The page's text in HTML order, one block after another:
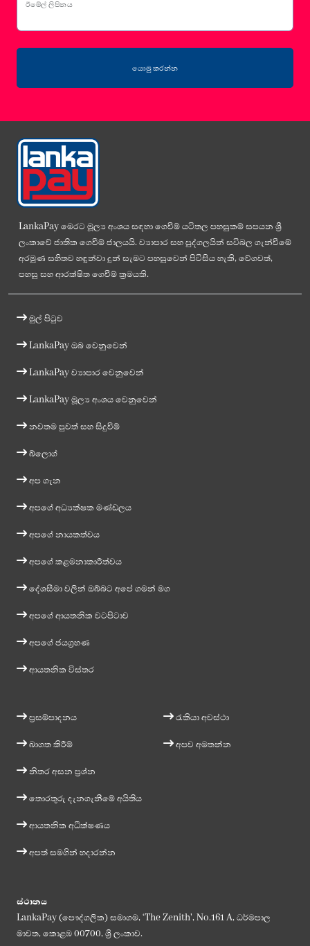
ඊමේල් ලිපිනය
යොමු කරන්න
LankaPay මෙරට මූල්‍ය අංශය සඳහා ගෙවීම් යටිතල පහසුකම් සපයන ශ්‍රී
ලංකාවේ ජාතික ගෙවීම් ජාලයයි. ව්‍යාපාර සහ පුද්ගලයින් සවිබල ගැන්වීමේ
අරමුණ සහිතව හඳුන්වා දුන් සැමට පහසුවෙන් පිවිසිය හැකි, වේගවත්,
පහසු සහ ආරක්ෂිත ගෙවීම් ක්‍රමයකි.
මුල් පිටුව
LankaPay ඔබ වෙනුවෙන්
LankaPay ව්‍යාපාර වෙනුවෙන්
LankaPay මූල්‍ය අංශය වෙනුවෙන්
නවතම පුවත් සහ සිදුවීම්
බ්ලොග්
අප ගැන
අපගේ අධ්‍යක්ෂක මණ්ඩලය
අපගේ නායකත්වය
අපගේ කළමනාකාරීත්වය
දේශසීමා වලින් ඔබ්බට අපේ ගමන් මග
අපගේ ආයතනික වටපිටාව
අපගේ ජයග්‍රහණ
ආයතනික විස්තර
ප්‍රසම්පාදනය
බාගත කිරීම්
නිතර අසන ප්‍රශ්න
තොරතුරු දැනගැනීමේ අයිතිය
ආයතනික අධීක්ෂණය
අපත් සමගින් හදාරන්න
රැකියා අවස්ථා
අපව අමතන්න
ස්ථානය
LankaPay (පෞද්ගලික) සමාගම, ‘The Zenith', No.161 A, ධර්මපාල
මාවත, කොළඹ 00700, ශ්‍රී ලංකාව.